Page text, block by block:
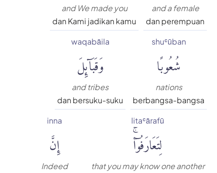
and a female
dan perempuan
and We made you
dan Kami jadikan kamu
shuʿūban
شُعُوبًا
nations
berbangsa-bangsa
waqabāila
وَقَبَآئِلَ
and tribes
dan bersuku-suku
litaʿārafū
لِتَعَارَفُوٓا۟ۚ
that you may know one another
inna
إِنَّ
Indeed